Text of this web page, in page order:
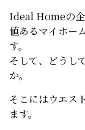
Ideal Homeの企
値あるマイホー
す。
そして、どうし
か。
そこにはウエス
ます。